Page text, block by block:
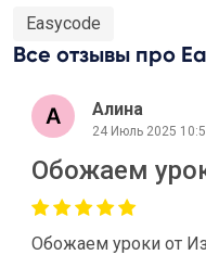
Easycode
Все отзывы про
Алина
24 Июль 2025
Обожаем
Обожаем уроки от